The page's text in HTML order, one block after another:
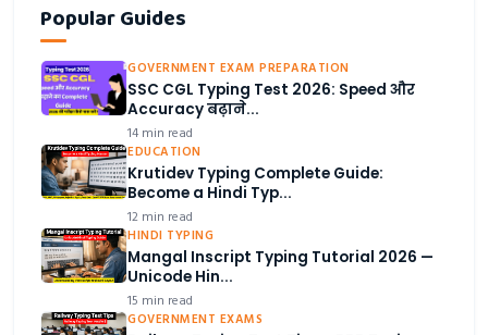
Popular Guides
GOVERNMENT EXAM PREPARATION
SSC CGL Typing Test 2026: Speed और
Accuracy बढ़ाने...
14 min read
EDUCATION
Krutidev Typing Complete Guide:
Become a Hindi Typ...
12 min read
HINDI TYPING
Mangal Inscript Typing Tutorial 2026 —
Unicode Hin...
15 min read
GOVERNMENT EXAMS